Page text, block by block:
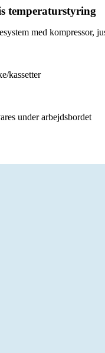
temperaturstyring
med kompressor,
kassetter
under arbejdsbordet